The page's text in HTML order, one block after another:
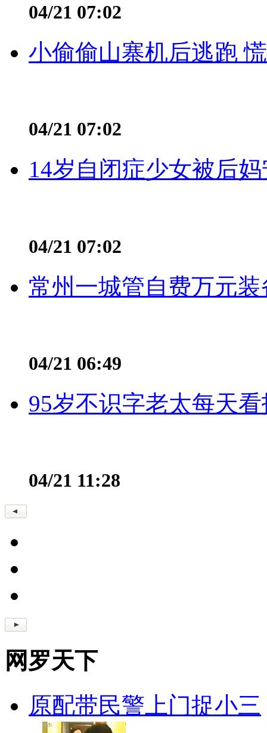
04/21 07:02
小偷偷山寨机后逃跑
04/21 07:02
14岁自闭症少女被后
04/21 07:02
常州一城管自费万元
04/21 06:49
95岁不识字老太每天
04/21 11:28
网罗天下
原配带民警上门捉小三